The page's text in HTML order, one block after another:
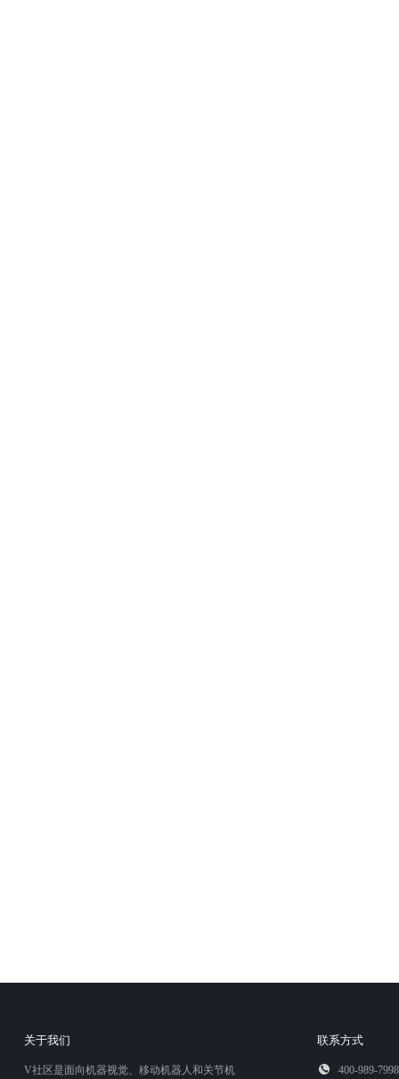
关于我们
V社区是面向机器视觉、移动机器人和关节机
联系方式
400-989-7998